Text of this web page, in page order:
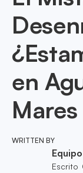
en
WRITTEN BY
Escrito